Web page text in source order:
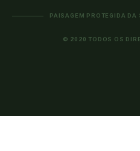
PAISAGEM PROTEGIDA DA
© 2020 TODOS OS